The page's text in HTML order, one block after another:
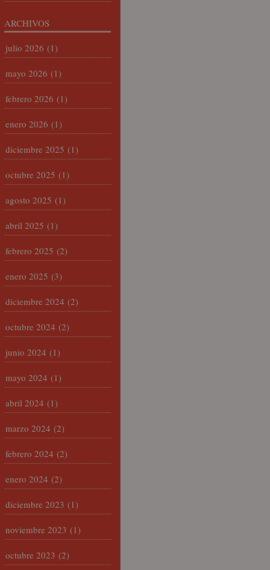
ARCHIVOS
julio 2026 (1)
mayo 2026 (1)
febrero 2026 (1)
enero 2026 (1)
diciembre 2025 (1)
octubre 2025 (1)
agosto 2025 (1)
abril 2025 (1)
febrero 2025 (2)
enero 2025 (3)
diciembre 2024 (2)
octubre 2024 (2)
junio 2024 (1)
mayo 2024 (1)
abril 2024 (1)
marzo 2024 (2)
febrero 2024 (2)
enero 2024 (2)
diciembre 2023 (1)
noviembre 2023 (1)
octubre 2023 (2)